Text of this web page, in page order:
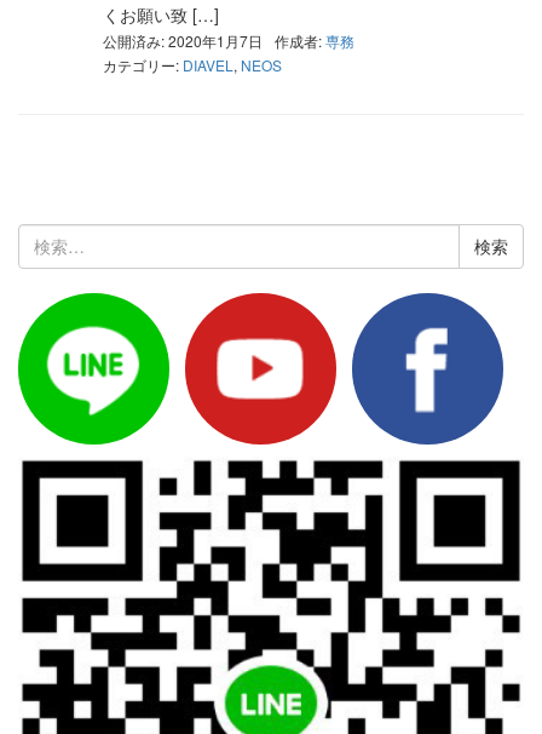
くお願い致 […]
公開済み: 2020年1月7日 作成者:専務
カテゴリー: DIAVEL , NEOS
索: